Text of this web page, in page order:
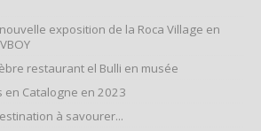
exposition de la Roca Village en
restaurant el Bulli en musée
en Catalogne en 2023
à savourer...